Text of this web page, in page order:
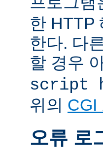
한 HTTP
한다. 다
할 경우
script
위의 CGI
오류 로